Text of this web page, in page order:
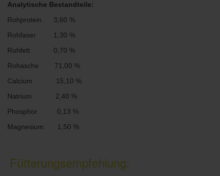
Analytische Bestandteile:
Rohprotein 3,60 %
Rohfaser 1,30 %
Rohfett 0,70 %
Rohasche 71,00 %
Calcium 15,10 %
Natrium 2,40 %
Phosphor 0,13 %
Magnesium 1,50 %
Fütterungsempfehlung: